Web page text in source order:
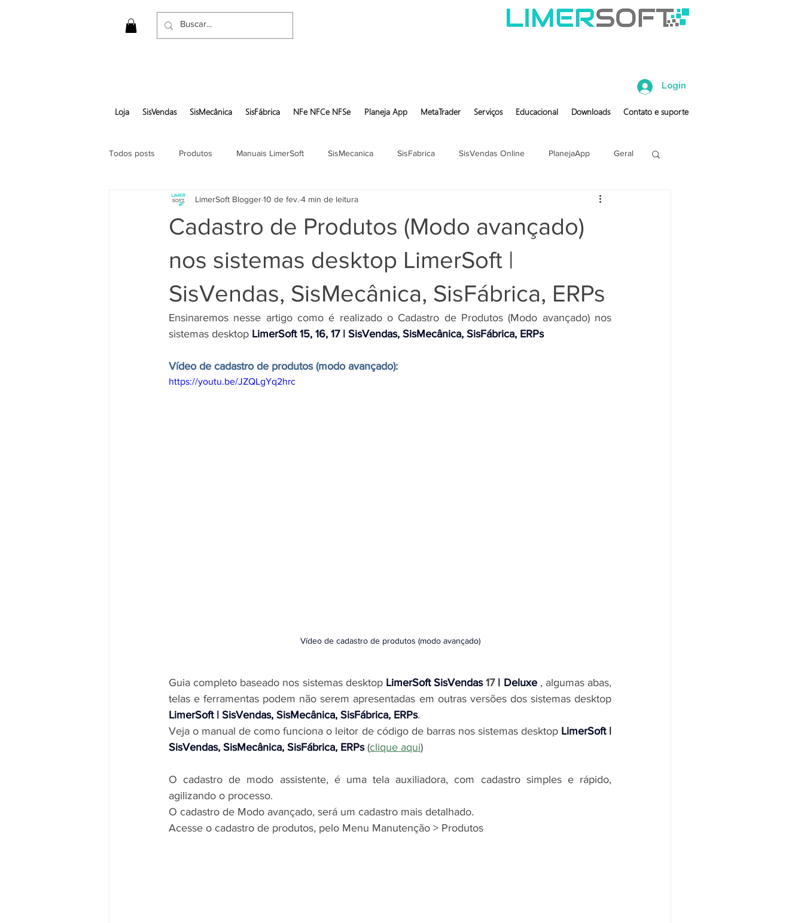
Login
Loja SisVendas SisMecânica SisFábrica NFe NFCe NFSe Planeja App MetaTrader Serviços Educacional Downloads Contato e suporte
Todos posts Produtos Manuais LimerSoft SisMecanica SisFabrica SisVendas Online PlanejaApp Geral
Gerar pedido em pdf
Cadastro de Produtos (Modo avançado)
nos sistemas desktop LimerSoft |
SisVendas, SisMecânica, SisFábrica, ERPs
LimerSoft Blogger10 de fev.4 min de leitura
sistemas desktop LimerSoft 15, 16, 17 | SisVendas, SisMecânica, SisFábrica, ERPs
Vídeo de cadastro de produtos (modo avançado):
https://youtu.be/JZQLgYq2hrc
Vídeo de cadastro de produtos (modo avançado)
Guia completo baseado nos sistemas desktop LimerSoft SisVendas 17 Deluxe , algumas abas,
telas e ferramentas podem não serem apresentadas em outras versões dos
LimerSoft | SisVendas, SisMecânica, SisFábrica, ERPs.
Veja o manual de como funciona o leitor de código de barras nos sistemas desktop LimerSoft |
SisVendas, SisMecânica, SisFábrica, ERPs (clique aqui)
O cadastro de modo assistente, é uma tela auxiliadora, com cadastro simples e rápido,
agilizando o processo.
O cadastro de Modo avançado, será um cadastro mais detalhado.
Acesse o cadastro de produtos, pelo Menu Manutenção > Produtos